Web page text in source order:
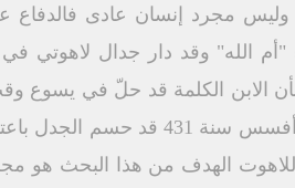
وليس مجرد إنسان عادى فالدفاع
"أم الله" وقد دار جدال
بأن الابن الكلمة قد حلّ في يسوع
مجمع أفسس سنة 431 قد
الهدف من هذا البحث هو